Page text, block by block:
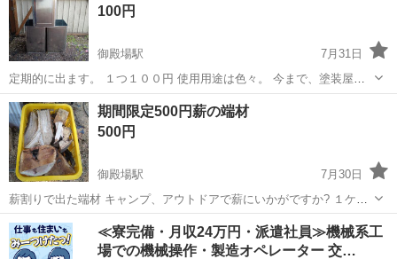
100円
御殿場駅
7月31日
定期的に出ます。 １つ１００円 使用用途は色々。 今まで、塗装屋さ
んが塗料をかき混ぜるのに。 ２つ繋げて山芋の栽培に。 地下倉庫の収
納に。 色々な方が購入しています。
静岡 御殿場市 御殿場駅 その他 一斗缶
期間限定500円薪の端材
500円
御殿場駅
7月30日
薪割りで出た端材 キャンプ、アウトドアで薪にいかがですか? １ケー
ス５００円 何ケースか用意できます。 箱は付属いたしません。 袋や
段ボール、みかん箱など持参してください。 箱が必要の場合別途500
円かかります。 紙袋は...
静岡 御殿場市 御殿場駅 その他 ケヤキ
≪寮完備・月収24万円・派遣社員≫機械系工
場での機械操作・製造オペレーター 交…